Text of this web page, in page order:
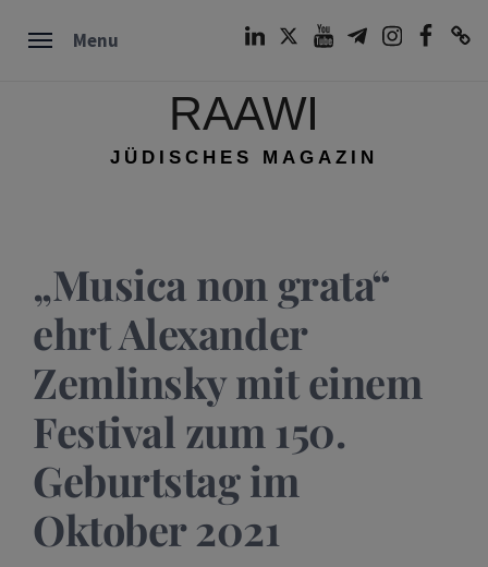
Menu
RAAWI
JÜDISCHES MAGAZIN
„Musica non grata“
ehrt Alexander
Zemlinsky mit einem
Festival zum 150.
Geburtstag im
Oktober 2021